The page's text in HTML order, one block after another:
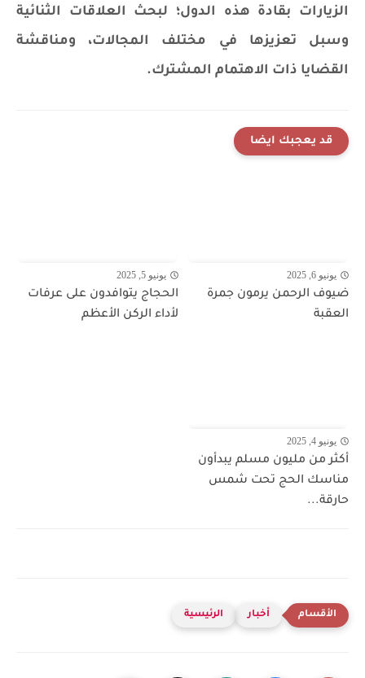
الزيارات بقادة هذه الدول؛ لبحث العلاقات الثنائية
وسبل تعزيزها في مختلف المجالات، ومناقشة
القضايا ذات الاهتمام المشترك.
قد يعجبك ايضا
يونيو 6, 2025
ضيوف الرحمن يرمون جمرة
العقبة
يونيو 5, 2025
الحجاج يتوافدون على عرفات
لأداء الركن الأعظم
يونيو 4, 2025
أكثر من مليون مسلم يبدأون
مناسك الحج تحت شمس
حارقة...
أخبار الرئيسية